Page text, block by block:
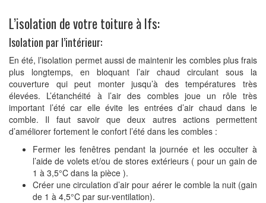
L’isolation de votre toiture à Ifs:
Isolation par l’intérieur:
En été, l’isolation permet aussi de maintenir les combles plus frais
plus longtemps, en bloquant l’air chaud circulant sous la
couverture qui peut monter jusqu’à des températures très
élevées. L’étanchéité à l’air des combles joue un rôle très
important l’été car elle évite les entrées d’air chaud dans le
comble. Il faut savoir que deux autres actions permettent
d’améliorer fortement le confort l’été dans les combles :
Fermer les fenêtres pendant la journée et les occulter à
l’aide de volets et/ou de stores extérieurs ( pour un gain de
1 à 3,5°C dans la pièce ).
Créer une circulation d’air pour aérer le comble la nuit (gain
de 1 à 4,5°C par sur-ventilation).